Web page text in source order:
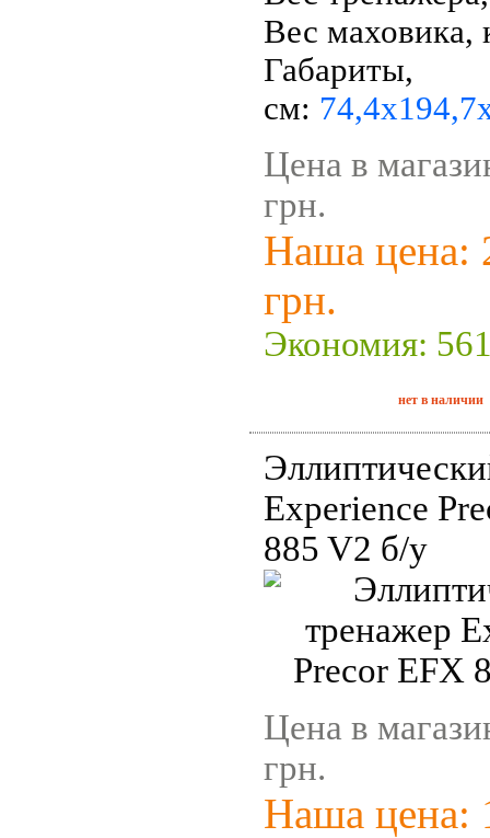
Вес маховика,
Габариты,
см:
Цена в
грн.
Наша цена:
грн.
Экономия:
нет в наличии
Experience
885 V2 б/у
Цена в
грн.
Наша цена: